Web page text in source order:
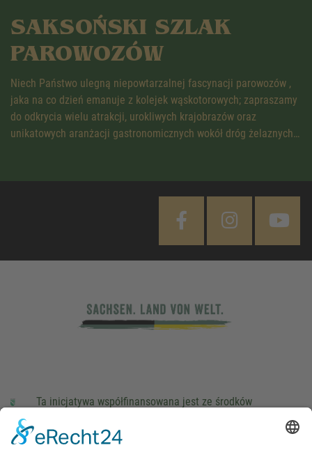
SAKSOŃSKI SZLAK
PAROWOZÓW
Niech Państwo ulegną niepowtarzalnej fascynacji parowozów ,
jaka na co dzień emanuje z kolejek wąskotorowych; zapraszamy
do odkrycia wielu atrakcji, urokliwych krajobrazów oraz
unikatowych aranżacji gastronomicznych wokół dróg żelaznych…
Ta inicjatywa współfinansowana jest ze środków
parlamentarzystów Landtagu Saksońskiego budżetu.